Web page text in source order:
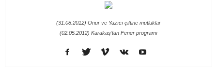
(31.08.2012) Onur ve Yazıcı çiftine mutluklar
(02.05.2012) Karakaş’tan Fener programı